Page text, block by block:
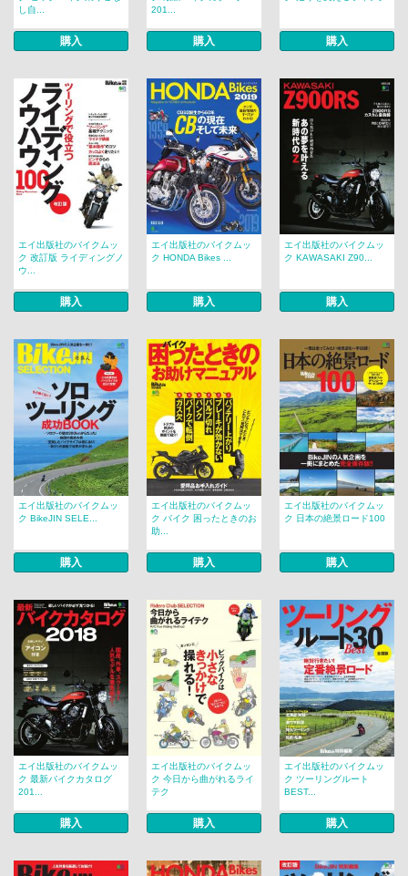
し自...
購入
201...
購入 購入
エイ出版社のバイクムッ
ク 改訂版 ライディングノ
ウ...
購入
エイ出版社のバイクムッ
ク HONDA Bikes ...
購入
エイ出版社のバイクムッ
ク KAWASAKI Z90...
購入
エイ出版社のバイクムッ
ク BikeJIN SELE...
購入
エイ出版社のバイクムッ
ク バイク 困ったときのお
助...
購入
エイ出版社のバイクムッ
ク 日本の絶景ロード100
購入
エイ出版社のバイクムッ
ク 最新バイクカタログ
201...
購入
エイ出版社のバイクムッ
ク 今日から曲がれるライ
テク
購入
エイ出版社のバイクムッ
ク ツーリングルート
BEST...
購入